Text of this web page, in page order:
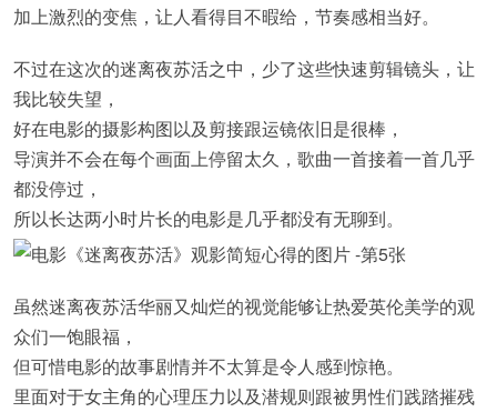
加上激烈的变焦，让人看得目不暇给，节奏感相当好。
不过在这次的迷离夜苏活之中，少了这些快速剪辑镜头，让
我比较失望，
好在电影的摄影构图以及剪接跟运镜依旧是很棒，
导演并不会在每个画面上停留太久，歌曲一首接着一首几乎
都没停过，
所以长达两小时片长的电影是几乎都没有无聊到。
虽然迷离夜苏活华丽又灿烂的视觉能够让热爱英伦美学的观
众们一饱眼福，
但可惜电影的故事剧情并不太算是令人感到惊艳。
里面对于女主角的心理压力以及潜规则跟被男性们践踏摧残